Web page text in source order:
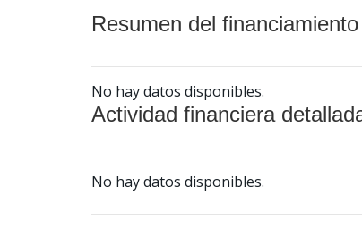
Resumen del
No hay datos disponibles.
Actividad financiera
No hay datos disponibles.